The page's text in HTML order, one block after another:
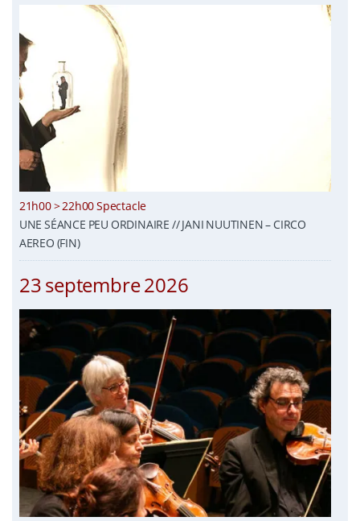
21h00 > 22h00 Spectacle
UNE SÉANCE PEU ORDINAIRE // JANI NUUTINEN – CIRCO
AEREO (FIN)
23 septembre 2026